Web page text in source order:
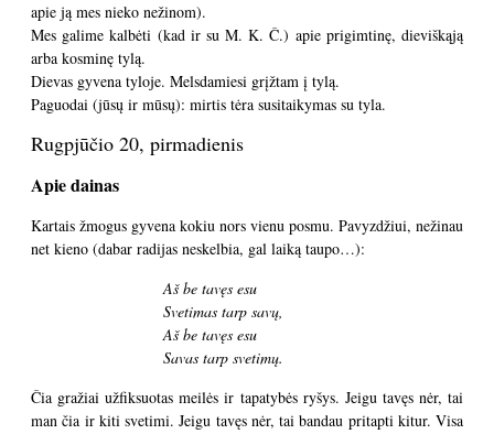
apie ją mes nieko nežinom).
Mes galime kalbėti (kad ir su M. K. Č.) apie prigimtinę, dieviškąją
arba kosminę tylą.
Dievas gyvena tyloje. Melsdamiesi grįžtam į tylą.
Paguodai (jūsų ir mūsų): mirtis tėra susitaikymas su tyla.
Rugpjūčio 20, pirmadienis
Apie dainas
Kartais žmogus gyvena kokiu nors vienu posmu. Pavyzdžiui, nežinau
net kieno (dabar radijas neskelbia, gal laiką taupo…):
Aš be tavęs esu
Svetimas tarp savų,
Aš be tavęs esu
Savas tarp svetimų.
Čia gražiai užfiksuotas meilės ir tapatybės ryšys. Jeigu tavęs nėr, tai
man čia ir kiti svetimi. Jeigu tavęs nėr, tai bandau pritapti kitur. Visa